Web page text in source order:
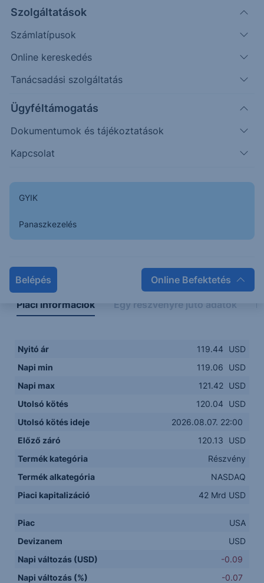
Szolgáltatások
Számlatípusok
Online kereskedés
Tanácsadási szolgáltatás
Ügyféltámogatás
Dokumentumok és tájékoztatások
Kapcsolat
GYIK
Panaszkezelés
Belépés Online Befektetés
119.00
119.50
120.00
121.00
Napon belüli Historikus
Piaci információk Egy részvényre jutó adatok
Nyitó ár 119.44
USD
Napi min
119.06
USD
Napi max
121.42 USD
Utolsó kötés
120.04
USD
Utolsó kötés ideje
2026.08.07. 22:00
Előző záró
120.13
USD
Termék kategória
Részvény
Termék alkategória
NASDAQ
Piaci kapitalizáció
42 Mrd USD
Piac
USA
Devizanem
USD
Napi változás (USD)
-0.09
Napi változás (%)
-0.07